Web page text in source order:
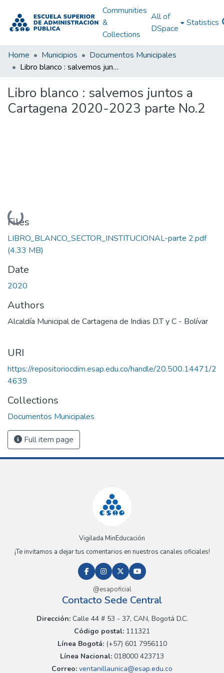
Communities
&
Collections
All of
DSpace
Statistics
Home Municipios
Documentos Municipales
Libro blanco : salvemos juntos a Cartagena 2020-2023 parte No.2
Libro blanco : salvemos juntos a
Cartagena 2020-2023 parte No.2
Loading...
Files
LIBRO_BLANCO_SECTOR_INSTITUCIONAL-parte 2.pdf
(4.33 MB)
Date
2020
Authors
Alcaldía Municipal de Cartagena de Indias D.T y C - Bolívar
URI
https://repositoriocdim.esap.edu.co/handle/20.500.14471/2
4639
Collections
Documentos Municipales
Full item page
Vigilada MinEducación
¡Te invitamos a dejar tus comentarios en nuestros canales oficiales!
@esapoficial
Contacto Sede Central
Dirección:Calle 44 # 53 - 37, CAN, Bogotá D.C.
Código postal: 111321
Línea Bogotá:(+57) 601 7956110
Línea Nacional: 018000 423713
Correo: ventanillaunica@esap.edu.co